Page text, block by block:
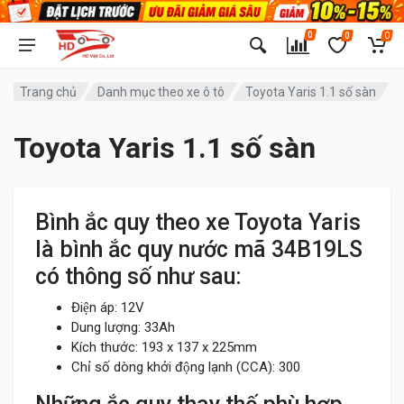
0 0 0
Trang chủ Danh mục theo xe ô tô Toyota Yaris 1.1 số sàn
Toyota Yaris 1.1 số sàn
Bình ắc quy theo xe Toyota Yaris
là bình ắc quy nước mã 34B19LS
có thông số như sau:
Điện áp: 12V
Dung lượng: 33Ah
Kích thước: 193 x 137 x 225mm
Chỉ số dòng khởi động lạnh (CCA): 300